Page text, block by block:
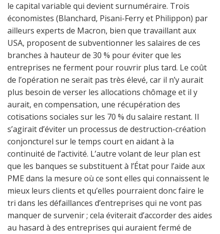
le capital variable qui devient surnuméraire. Trois
économistes (Blanchard, Pisani-Ferry et Philippon) par
ailleurs experts de Macron, bien que travaillant aux
USA, proposent de subventionner les salaires de ces
branches à hauteur de 30 % pour éviter que les
entreprises ne ferment pour rouvrir plus tard. Le coût
de l’opération ne serait pas très élevé, car il n’y aurait
plus besoin de verser les allocations chômage et il y
aurait, en compensation, une récupération des
cotisations sociales sur les 70 % du salaire restant. Il
s’agirait d’éviter un processus de destruction-création
conjoncturel sur le temps court en aidant à la
continuité de l’activité. L’autre volant de leur plan est
que les banques se substituent à l’État pour l’aide aux
PME dans la mesure où ce sont elles qui connaissent le
mieux leurs clients et qu’elles pourraient donc faire le
tri dans les défaillances d’entreprises qui ne vont pas
manquer de survenir ; cela éviterait d’accorder des aides
au hasard à des entreprises qui auraient fermé de